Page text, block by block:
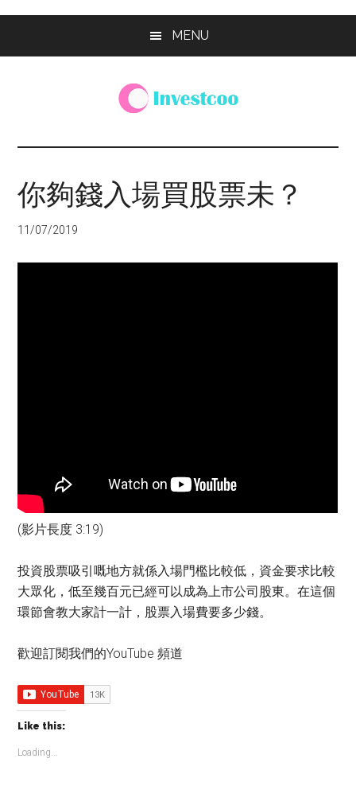
MENU
Investcoo
個
活
的
你夠錢入場買股票未？
11/07/2019
(影片長度 3:19)
投資股票吸引嘅地方就係入場門檻比較低，資金要求比較
大眾化，低至幾百元已經可以成為上市公司股東。在這個
環節會教大家計一計，股票入場費要多少錢。
歡迎訂閱我們的YouTube 頻道
Like this:
Loading...